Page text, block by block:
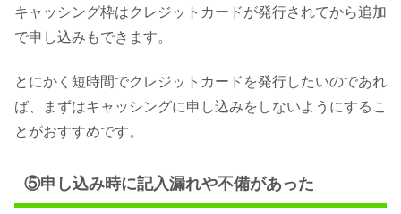
キャッシング枠はクレジットカードが発行されてから追加
で申し込みもできます。
とにかく短時間でクレジットカードを発行したいのであれ
ば、まずはキャッシングに申し込みをしないようにするこ
とがおすすめです。
⑤申し込み時に記入漏れや不備があった